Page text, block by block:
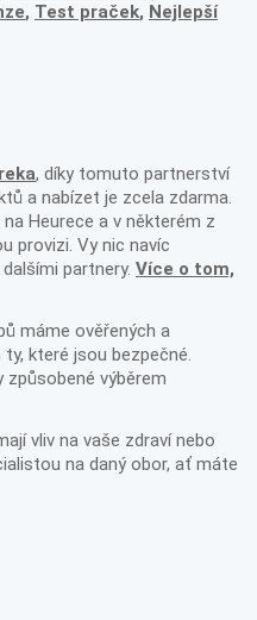
, Test praček, Nejlepší
, díky tomuto partnerství
a nabízet je zcela zdarma.
Heurece a v některém z
provizi. Vy nic navíc
partnery. Více o tom,
máme ověřených a
které jsou bezpečné.
způsobené výběrem
vliv na vaše zdraví nebo
na daný obor, ať máte